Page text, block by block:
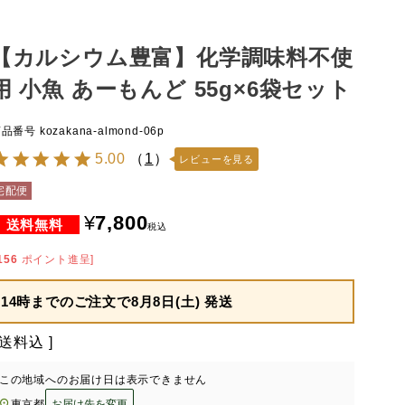
カルシウム豊富】化学調味料不使
小魚 あーもんど 55g×6袋セット
番号 kozakana-almond-06p
5.00 （ 1） レビューを見る
配便
¥7,800税込
ポイント進呈]
14時までのご注文で8月8日(土) 発送
料込
の地域へのお届け日は表示できません